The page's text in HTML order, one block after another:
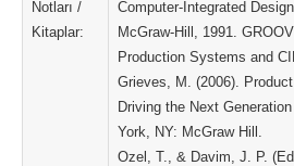
Notları /
Kitaplar:
Computer-Integrated
McGraw-Hill, 1991.
Production Systems and
Grieves, M. (2006).
Driving the Next
York, NY: McGraw Hill.
Ozel, T., & Davim, J. P.